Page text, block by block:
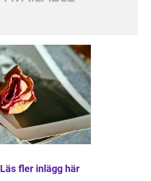
Läs fler inlägg här